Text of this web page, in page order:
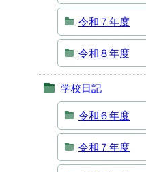
令和７年度
令和８年度
学校日記
令和６年度
令和７年度